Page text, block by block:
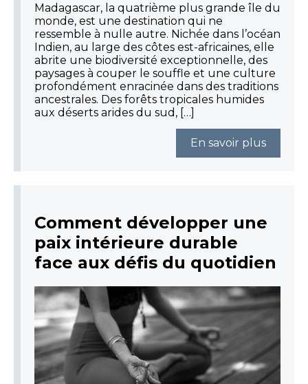
Madagascar, la quatrième plus grande île du
monde, est une destination qui ne
ressemble à nulle autre. Nichée dans l’océan
Indien, au large des côtes est-africaines, elle
abrite une biodiversité exceptionnelle, des
paysages à couper le souffle et une culture
profondément enracinée dans des traditions
ancestrales. Des forêts tropicales humides
aux déserts arides du sud, […]
En savoir plus
Comment développer une
paix intérieure durable
face aux défis du quotidien